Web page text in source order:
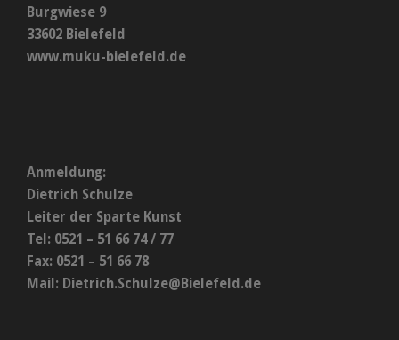
Burgwiese 9
33602 Bielefeld
www.muku-bielefeld.de
Anmeldung:
Dietrich Schulze
Leiter der Sparte Kunst
Tel: 0521 – 51 66 74 / 77
Fax: 0521 – 51 66 78
Mail: Dietrich.Schulze@Bielefeld.de